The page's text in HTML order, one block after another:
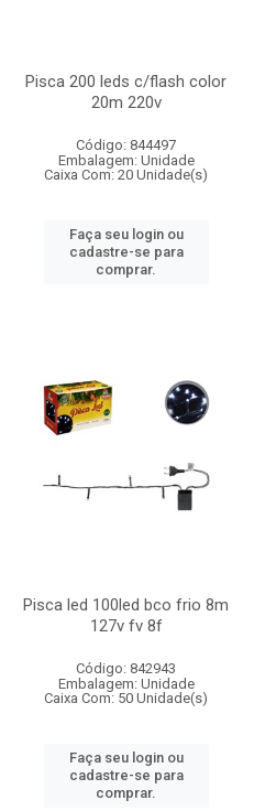
Pisca 200 leds c/flash color
20m 220v
Código: 844497
Embalagem: Unidade
Caixa Com: 20 Unidade(s)
Faça seu login ou
cadastre-se para
comprar.
Pisca led 100led bco frio 8m
127v fv 8f
Código: 842943
Embalagem: Unidade
Caixa Com: 50 Unidade(s)
Faça seu login ou
cadastre-se para
comprar.